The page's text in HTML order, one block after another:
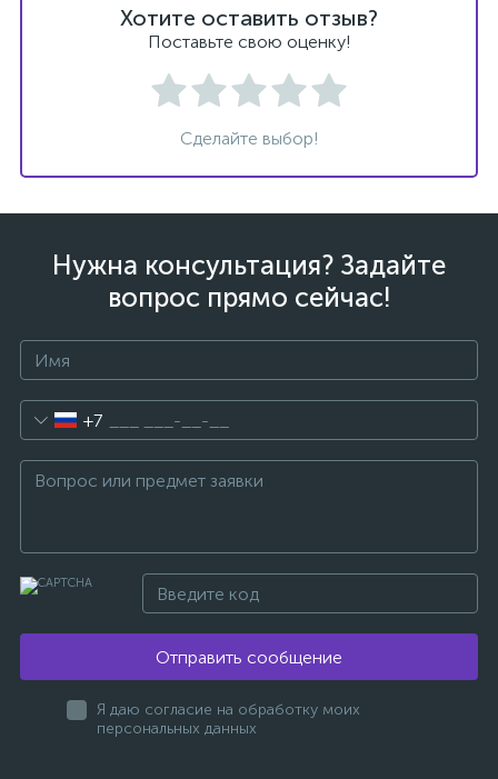
Хотите оставить отзыв?
Поставьте свою оценку!
Сделайте выбор!
Нужна консультация? Задайте
вопрос прямо сейчас!
+7
Отправить сообщение
Я даю согласие на обработку моих
персональных данных